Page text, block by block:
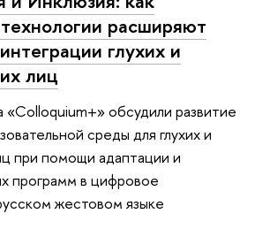
расширяют
глухих и
лиц
обсудили развитие
среды для глухих и
при помощи адаптации и
программ в цифровое
жестовом языке